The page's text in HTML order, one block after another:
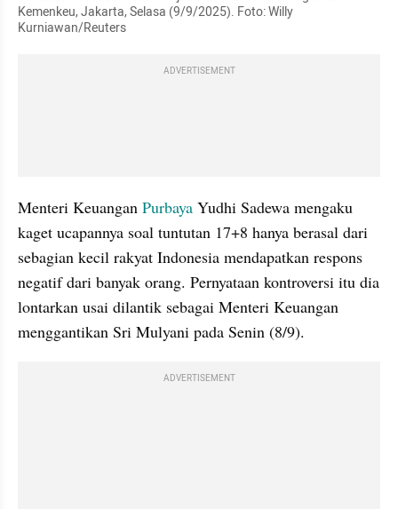
Kemenkeu, Jakarta, Selasa (9/9/2025). Foto: Willy
Kurniawan/Reuters
ADVERTISEMENT
Menteri Keuangan Purbaya Yudhi Sadewa mengaku
kaget ucapannya soal tuntutan 17+8 hanya berasal dari
sebagian kecil rakyat Indonesia mendapatkan respons
negatif dari banyak orang. Pernyataan kontroversi itu dia
lontarkan usai dilantik sebagai Menteri Keuangan
menggantikan Sri Mulyani pada Senin (8/9).
ADVERTISEMENT